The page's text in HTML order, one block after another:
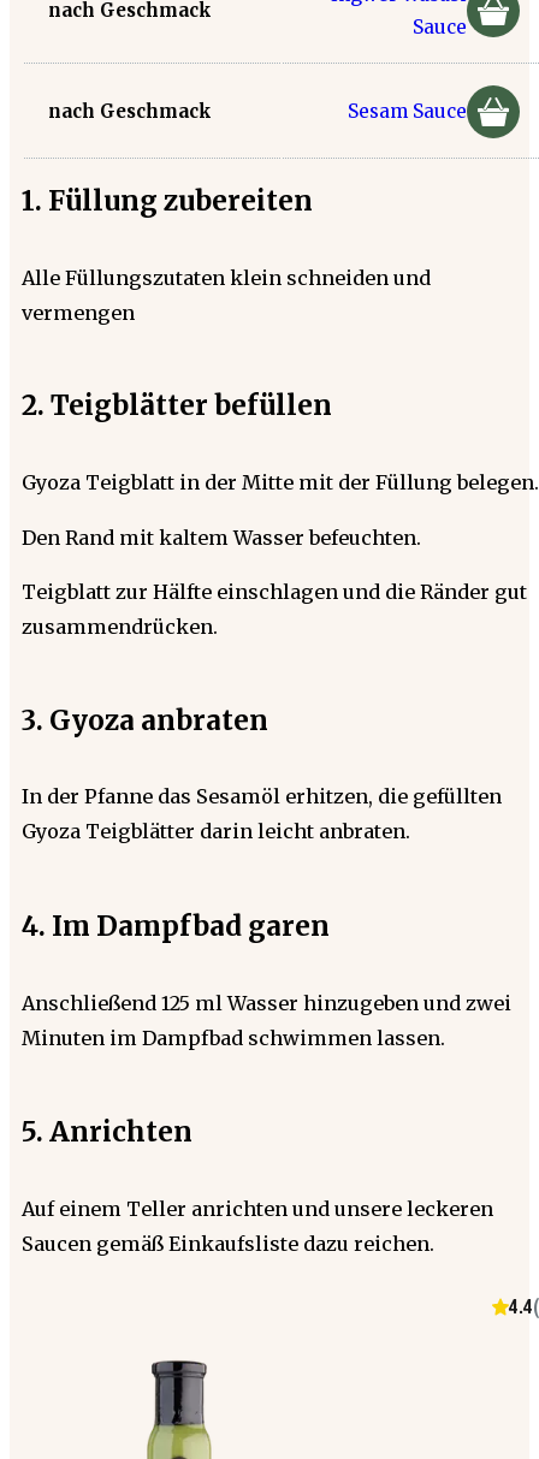
nach Geschmack
Sauce
nach Geschmack Sesam Sauce
1. Füllung zubereiten
Alle Füllungszutaten klein schneiden und
vermengen
2. Teigblätter befüllen
Gyoza Teigblatt in der Mitte mit der Füllung belegen.
Den Rand mit kaltem Wasser befeuchten.
Teigblatt zur Hälfte einschlagen und die Ränder gut
zusammendrücken.
3. Gyoza anbraten
In der Pfanne das Sesamöl erhitzen, die gefüllten
Gyoza Teigblätter darin leicht anbraten.
4. Im Dampfbad garen
Anschließend 125 ml Wasser hinzugeben und zwei
Minuten im Dampfbad schwimmen lassen.
5. Anrichten
Auf einem Teller anrichten und unsere leckeren
Saucen gemäß Einkaufsliste dazu reichen.
4.4(